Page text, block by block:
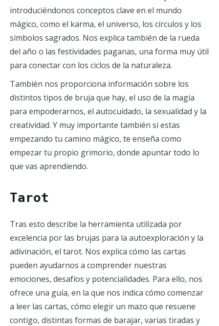
introduciéndonos conceptos clave en el mundo
mágico, como el karma, el universo, los círculos y los
símbolos sagrados. Nos explica también de la rueda
del año o las festividades paganas, una forma muy útil
para conectar con los ciclos de la naturaleza.
También nos proporciona información sobre los
distintos tipos de bruja que hay, el uso de la magia
para empoderarnos, el autocuidado, la sexualidad y la
creatividad. Y muy importante también si estas
empezando tu camino mágico, te enseña como
empezar tu propio grimorio, donde apuntar todo lo
que vas aprendiendo.
Tarot
Tras esto describe la herramienta utilizada por
excelencia por las brujas para la autoexploración y la
adivinación, el tarot. Nos explica cómo las cartas
pueden ayudarnos a comprender nuestras
emociones, desafíos y potencialidades. Para ello, nos
ofrece una guía, en la que nos indica cómo comenzar
a leer las cartas, cómo elegir un mazo que resuene
contigo, distintas formas de barajar, varias tiradas y